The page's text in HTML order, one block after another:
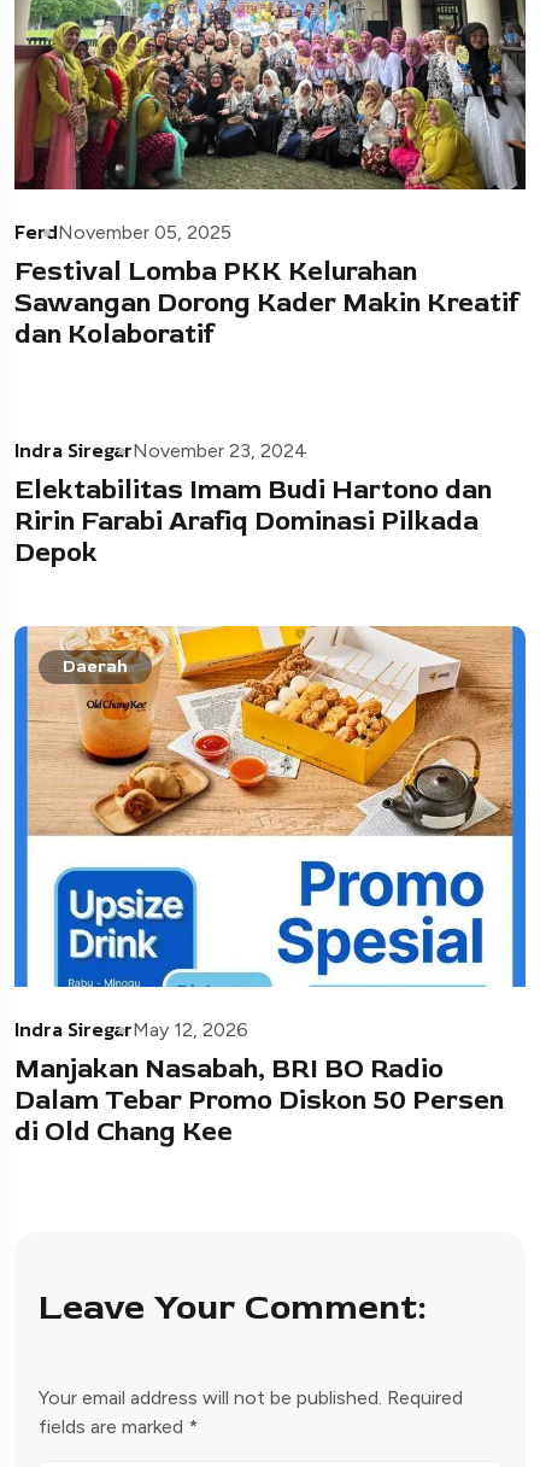
FerdNovember 05, 2025
Festival Lomba PKK Kelurahan
Sawangan Dorong Kader Makin Kreatif
dan Kolaboratif
Indra SiregarNovember 23, 2024
Elektabilitas Imam Budi Hartono dan
Ririn Farabi Arafiq Dominasi Pilkada
Depok
Daerah
Indra SiregarMay 12, 2026
Manjakan Nasabah, BRI BO Radio
Dalam Tebar Promo Diskon 50 Persen
di Old Chang Kee
Leave Your Comment:
Your email address will not be published. Required
fields are marked *